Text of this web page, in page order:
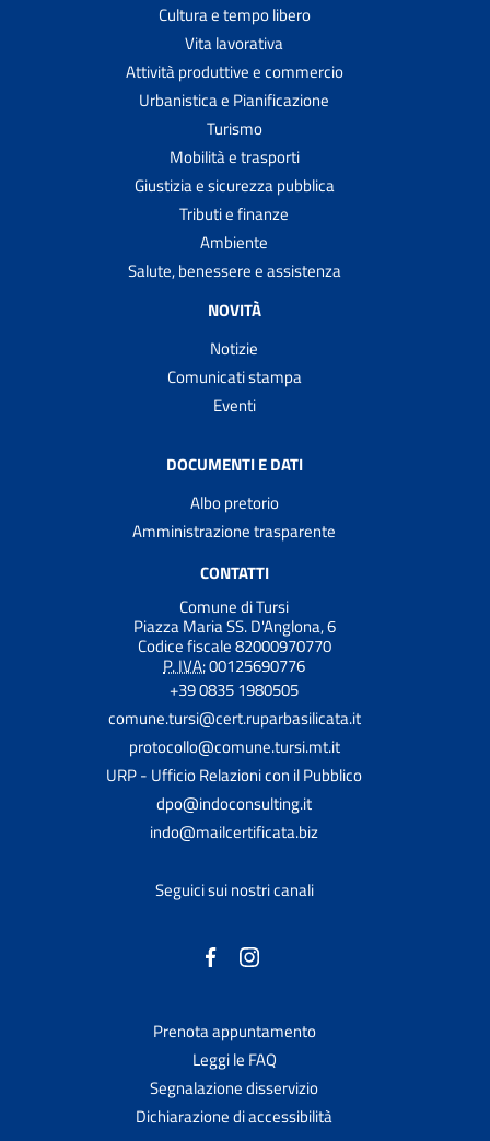
Cultura e tempo libero
Vita lavorativa
Attività produttive e commercio
Urbanistica e Pianificazione
Turismo
Mobilità e trasporti
Giustizia e sicurezza pubblica
Tributi e finanze
Ambiente
Salute, benessere e assistenza
NOVITÀ
Notizie
Comunicati stampa
Eventi
DOCUMENTI E DATI
Albo pretorio
Amministrazione trasparente
CONTATTI
Comune di Tursi
Piazza Maria SS. D'Anglona, 6
Codice fiscale 82000970770
P. IVA:00125690776
+39 0835 1980505
comune.tursi@cert.ruparbasilicata.it
protocollo@comune.tursi.mt.it
URP - Ufficio Relazioni con il Pubblico
dpo@indoconsulting.it
indo@mailcertificata.biz
Seguici sui nostri canali
Prenota appuntamento
Leggi le FAQ
Segnalazione disservizio
Dichiarazione di accessibilità